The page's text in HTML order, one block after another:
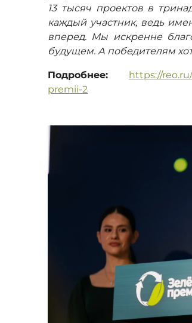
13 тысяч проектов в
каждый участник, ведь
вперед. Мы искренне
будущем. А победителям
Подробнее:
https://
premii-2